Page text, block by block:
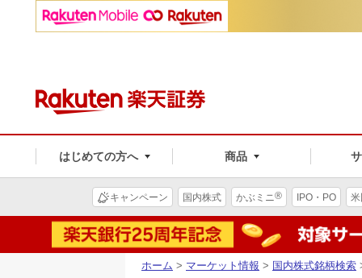
はじめての方へ 商品
キャンペーン 国内株式 かぶミニ® IPO・PO
ホーム > マーケット情報 > 国内株式銘柄検索